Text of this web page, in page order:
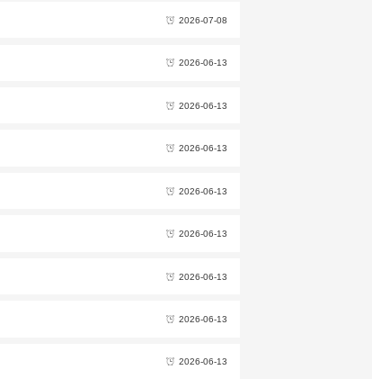
2026-07-08
2026-06-13
2026-06-13
2026-06-13
2026-06-13
2026-06-13
2026-06-13
2026-06-13
2026-06-13